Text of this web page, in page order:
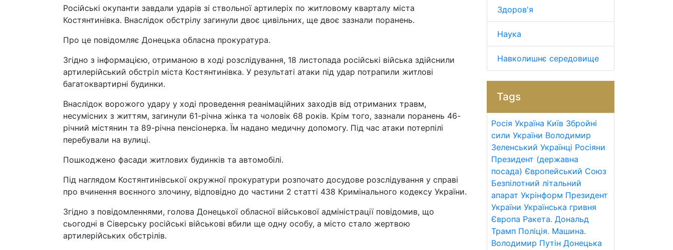
Російські окупанти завдали ударів зі ствольної артилеріх по житловому кварталу міста
Костянтинівка. Внаслідок обстрілу загинули двоє цивільних, ще двоє зазнали поранень.
Про це повідомляє Донецька обласна прокуратура.
Згідно з інформацією, отриманою в ході розслідування, 18 листопада російські війська здійснили
артилерійський обстріл міста Костянтинівка. У результаті атаки під удар потрапили житлові
багатоквартирні будинки.
Внаслідок ворожого удару у ході проведення реанімаційних заходів від отриманих травм,
несумісних з життям, загинули 61-річна жінка та чоловік 68 років. Крім того, зазнали поранень 46-
річний містянин та 89-річна пенсіонерка. Їм надано медичну допомогу. Під час атаки потерпілі
перебували на вулиці.
Пошкоджено фасади житлових будинків та автомобілі.
Під наглядом Костянтинівської окружної прокуратури розпочато досудове розслідування у справі
про вчинення воєнного злочину, відповідно до частини 2 статті 438 Кримінального кодексу України.
Згідно з повідомленнями, голова Донецької обласної військової адміністрації повідомив, що
сьогодні в Сіверську російські військові вбили ще одну особу, а місто стало жертвою
артилерійських обстрілів.
Здоров'я
Наука
Навколишнє середовище
Tags
Росія Україна Київ Збройні
сили України Володимир
Зеленський Українці Росіяни
Президент (державна
посада) Європейський Союз
Безпілотний літальний
апарат Укрінформ Президент
України Українська гривня
Європа Ракета. Дональд
Трамп Поліція. Машина.
Володимир Путін Донецька